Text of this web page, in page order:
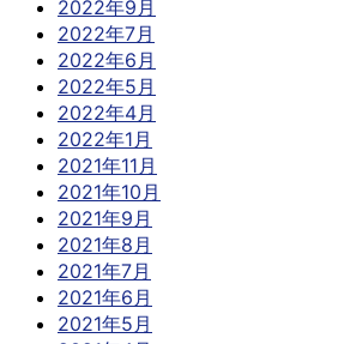
2022年9月
2022年7月
2022年6月
2022年5月
2022年4月
2022年1月
2021年11月
2021年10月
2021年9月
2021年8月
2021年7月
2021年6月
2021年5月